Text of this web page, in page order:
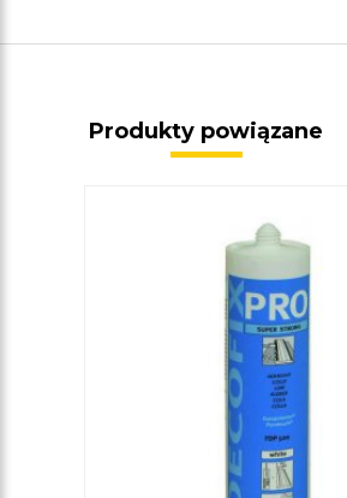
Produkty powiązane